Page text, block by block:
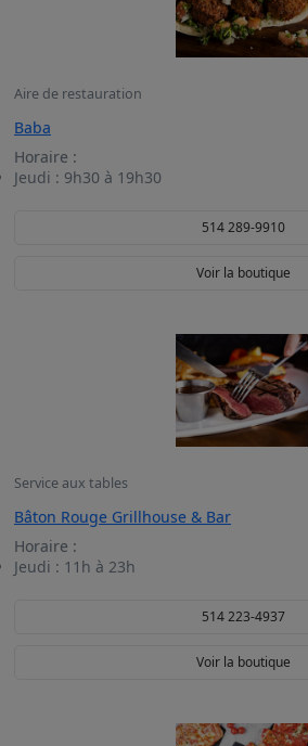
Aire de restauration
Baba
Horaire :
Jeudi : 9h30 à 19h30
514 289-9910
Voir la boutique
Service aux tables
Bâton Rouge Grillhouse & Bar
Horaire :
Jeudi : 11h à 23h
514 223-4937
Voir la boutique